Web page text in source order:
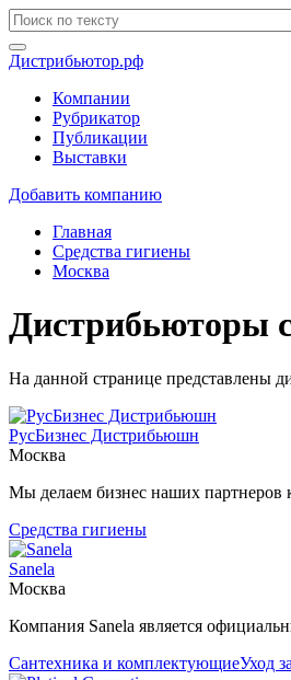
Дистрибьютор.рф
Компании
Рубрикатор
Публикации
Выставки
Добавить компанию
Главная
Средства гигиены
Москва
Дистрибьюторы
На данной странице представлены
РусБизнес Дистрибьюшн
Москва
Мы делаем бизнес наших партнеров
Средства гигиены
Sanela
Москва
Компания Sanela является
Сантехника и комплектующиеУход